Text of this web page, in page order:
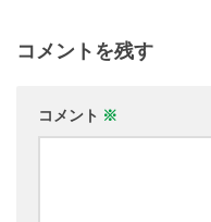
コメントを残す
コメント ※